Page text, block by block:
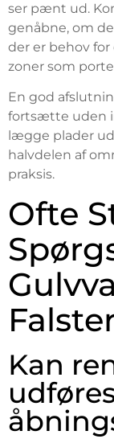
ser pænt ud.
genåbne, om
der er behov
zoner som
En god
fortsætte uden
lægge plader
halvdelen af
praksis.
Ofte
Kan